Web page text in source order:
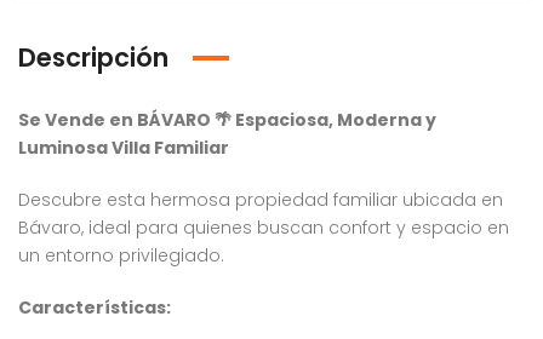
Descripción
Se Vende en BÁVARO 🌴 Espaciosa, Moderna y
Luminosa Villa Familiar
Descubre esta hermosa propiedad familiar ubicada en
Bávaro, ideal para quienes buscan confort y espacio en
un entorno privilegiado.
Características: